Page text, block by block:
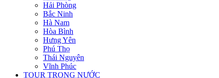
Hải Phòng
Bắc Ninh
Hà Nam
Hòa Bình
Hưng Yên
Phú Thọ
Thái Nguyên
Vĩnh Phúc
TOUR TRONG NƯỚC